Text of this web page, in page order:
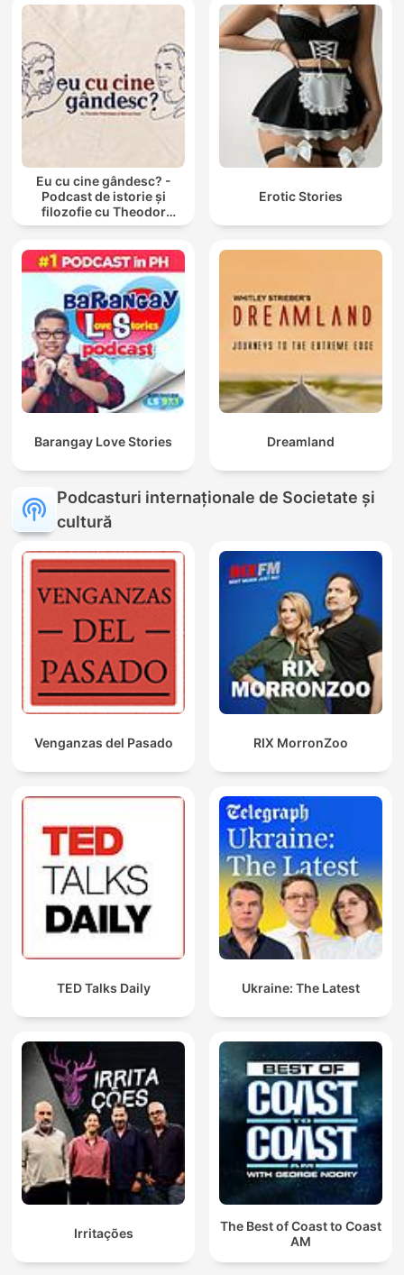
Eu cu cine gândesc? -
Podcast de istorie și
filozofie cu Theodor
Paleologu și Răzvan Ioan
Erotic Stories
Barangay Love Stories Dreamland
Podcasturi internaționale de Societate și
cultură
Venganzas del Pasado RIX MorronZoo
TED Talks Daily Ukraine: The Latest
Irritações
The Best of Coast to Coast
AM